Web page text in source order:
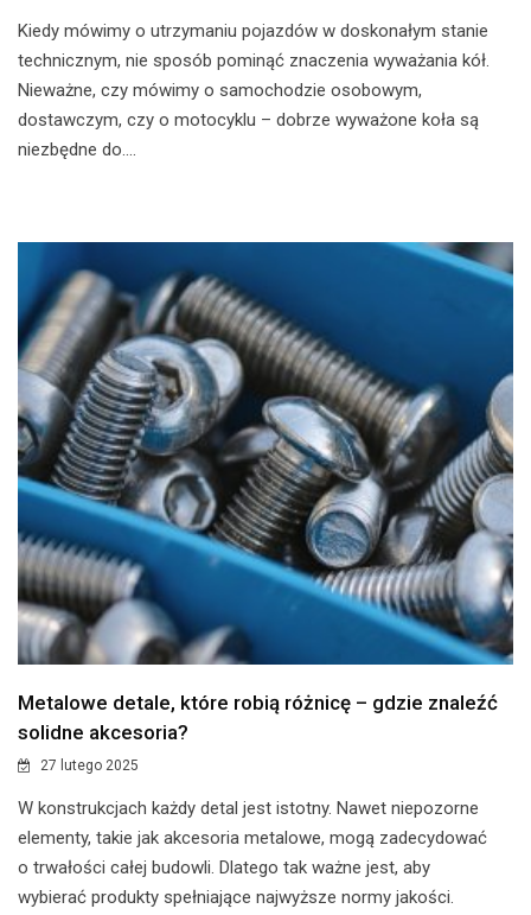
Kiedy mówimy o utrzymaniu pojazdów w doskonałym stanie
technicznym, nie sposób pominąć znaczenia wyważania kół.
Nieważne, czy mówimy o samochodzie osobowym,
dostawczym, czy o motocyklu – dobrze wyważone koła są
niezbędne do....
Metalowe detale, które robią różnicę – gdzie znaleźć
solidne akcesoria?
27 lutego 2025
W konstrukcjach każdy detal jest istotny. Nawet niepozorne
elementy, takie jak akcesoria metalowe, mogą zadecydować
o trwałości całej budowli. Dlatego tak ważne jest, aby
wybierać produkty spełniające najwyższe normy jakości.